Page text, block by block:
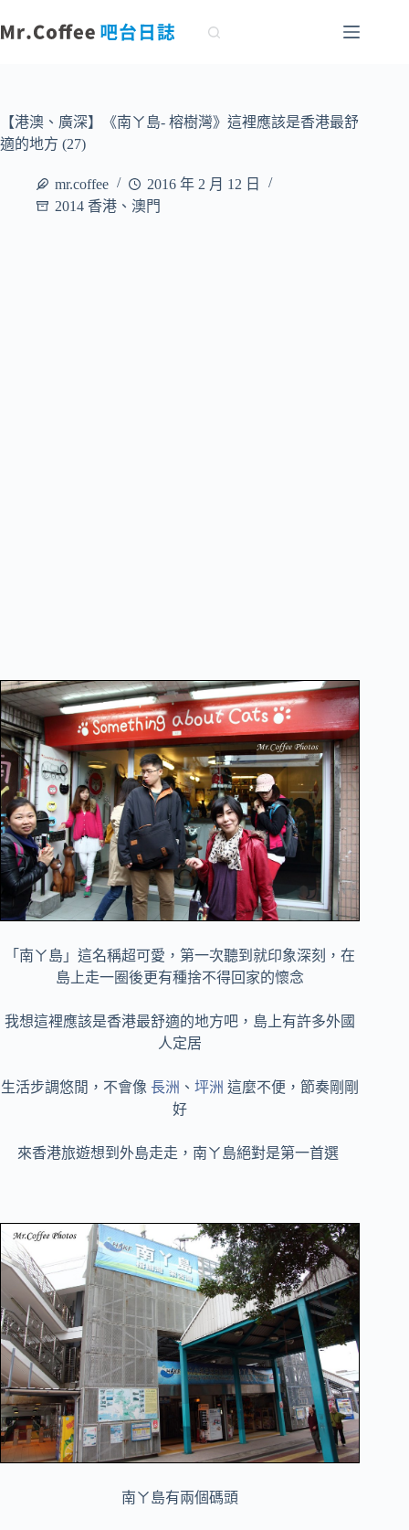
至
容【港澳、廣深】《南ㄚ島- 榕樹灣》這裡應該是香港最舒
適的地方 (27)
mr.coffee
2016 年 2 月 12 日
2014 香港、澳門
「南ㄚ島」這名稱超可愛，第一次聽到就印象深刻，在
島上走一圈後更有種捨不得回家的懷念
我想這裡應該是香港最舒適的地方吧，島上有許多外國
人定居
生活步調悠閒，不會像長洲 、坪洲 這麼不便，節奏剛剛
好
來香港旅遊想到外島走走，南ㄚ島絕對是第一首選
南ㄚ島有兩個碼頭